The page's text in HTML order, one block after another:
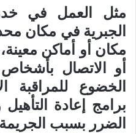
مثل العمل في
الجبرية في مكان
مكان أو أماكن
أو الاتصال بأشخاص
الخضوع للمراقبة
برامج إعادة
الضرر بسبب